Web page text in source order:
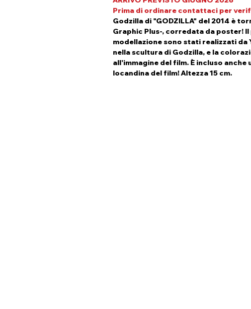
Prima di ordinare contattaci per
Godzilla di "GODZILLA" del 2014 è
Graphic Plus-, corredata da poster!
modellazione sono stati realizzati da
nella scultura di Godzilla, e la
all'immagine del film. È incluso
locandina del film! Altezza 15 cm.